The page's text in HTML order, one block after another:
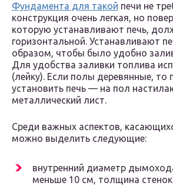
Фундамента для такой печи не
конструкция очень легкая, но
которую устанавливают печь,
горизонтальной. Устанавливают
образом, чтобы было удобно
Для удобства заливки топлива
(лейку). Если полы деревянные, то
установить печь — на пол
металлический лист.
Среди важных аспектов,
можно выделить следующие:
внутренний диаметр
меньше 10 см, толщина